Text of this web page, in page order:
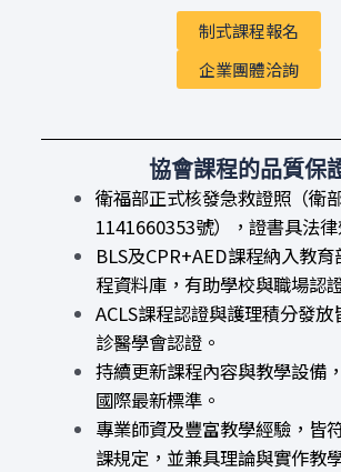
制式課程報名
企業團體洽詢
協會課程的品質保
衛福部正式核發急救證照（衛
1141660353號），證書具法律
BLS及CPR+AED課程納入教
程資料庫，有助學校與職場認
ACLS課程認證與護理積分發
診醫學會認證。
持續更新課程內容與教學設備
國際最新標準。
專業師資及豐富教學經驗，皆
課規定，並兼具理論與實作教